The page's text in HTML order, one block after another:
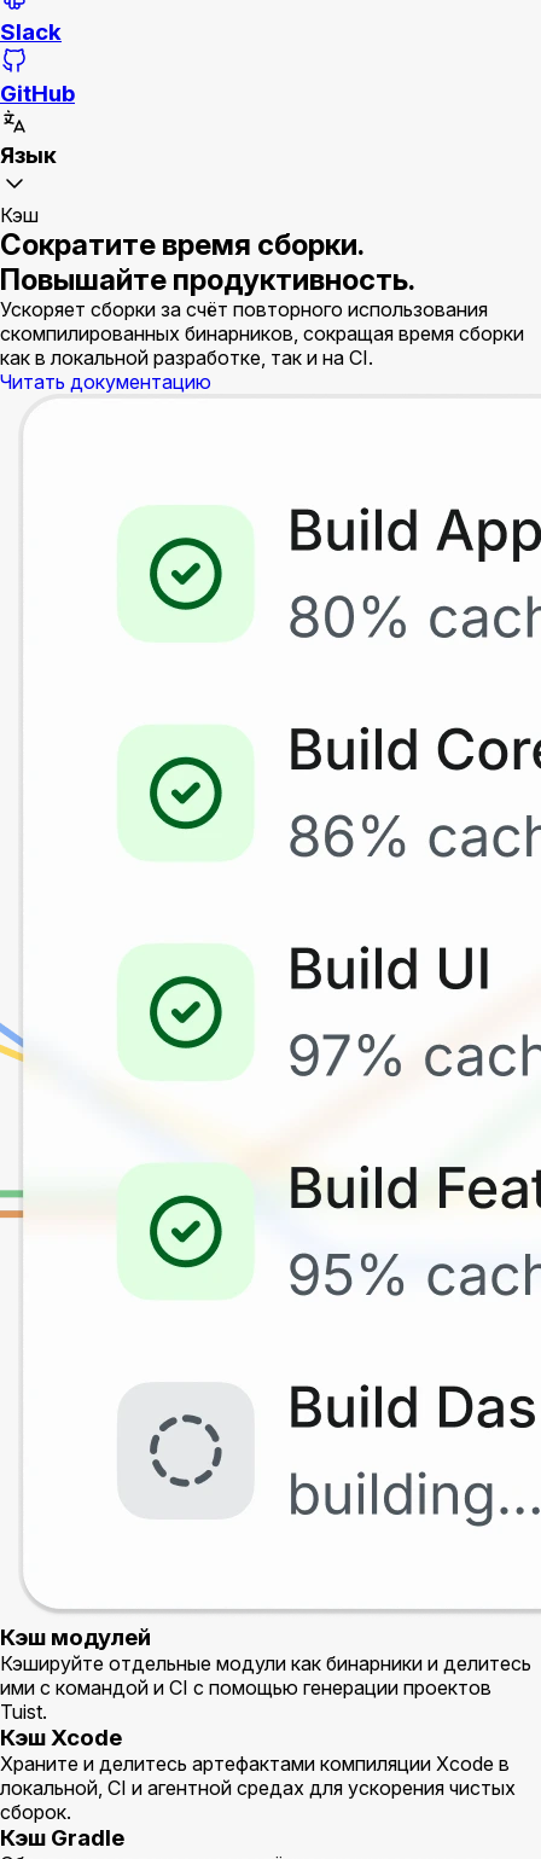
Slack
GitHub
Язык
Кэш
Сократите время сборки.
Повышайте продуктивность.
Ускоряет сборки за счёт повторного использования
скомпилированных бинарников, сокращая время сборки
как в локальной разработке, так и на CI.
Читать документацию
Кэш модулей
Кэшируйте отдельные модули как бинарники и делитесь
ими с командой и CI с помощью генерации проектов
Tuist.
Кэш Xcode
Храните и делитесь артефактами компиляции Xcode в
локальной, CI и агентной средах для ускорения чистых
сборок.
Кэш Gradle